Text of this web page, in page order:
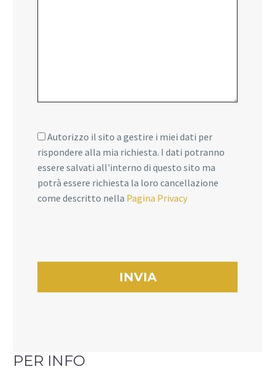
Autorizzo il sito a gestire i miei dati per
rispondere alla mia richiesta. I dati potranno
essere salvati all'interno di questo sito ma
potrà essere richiesta la loro cancellazione
come descritto nella Pagina Privacy
PER INFO